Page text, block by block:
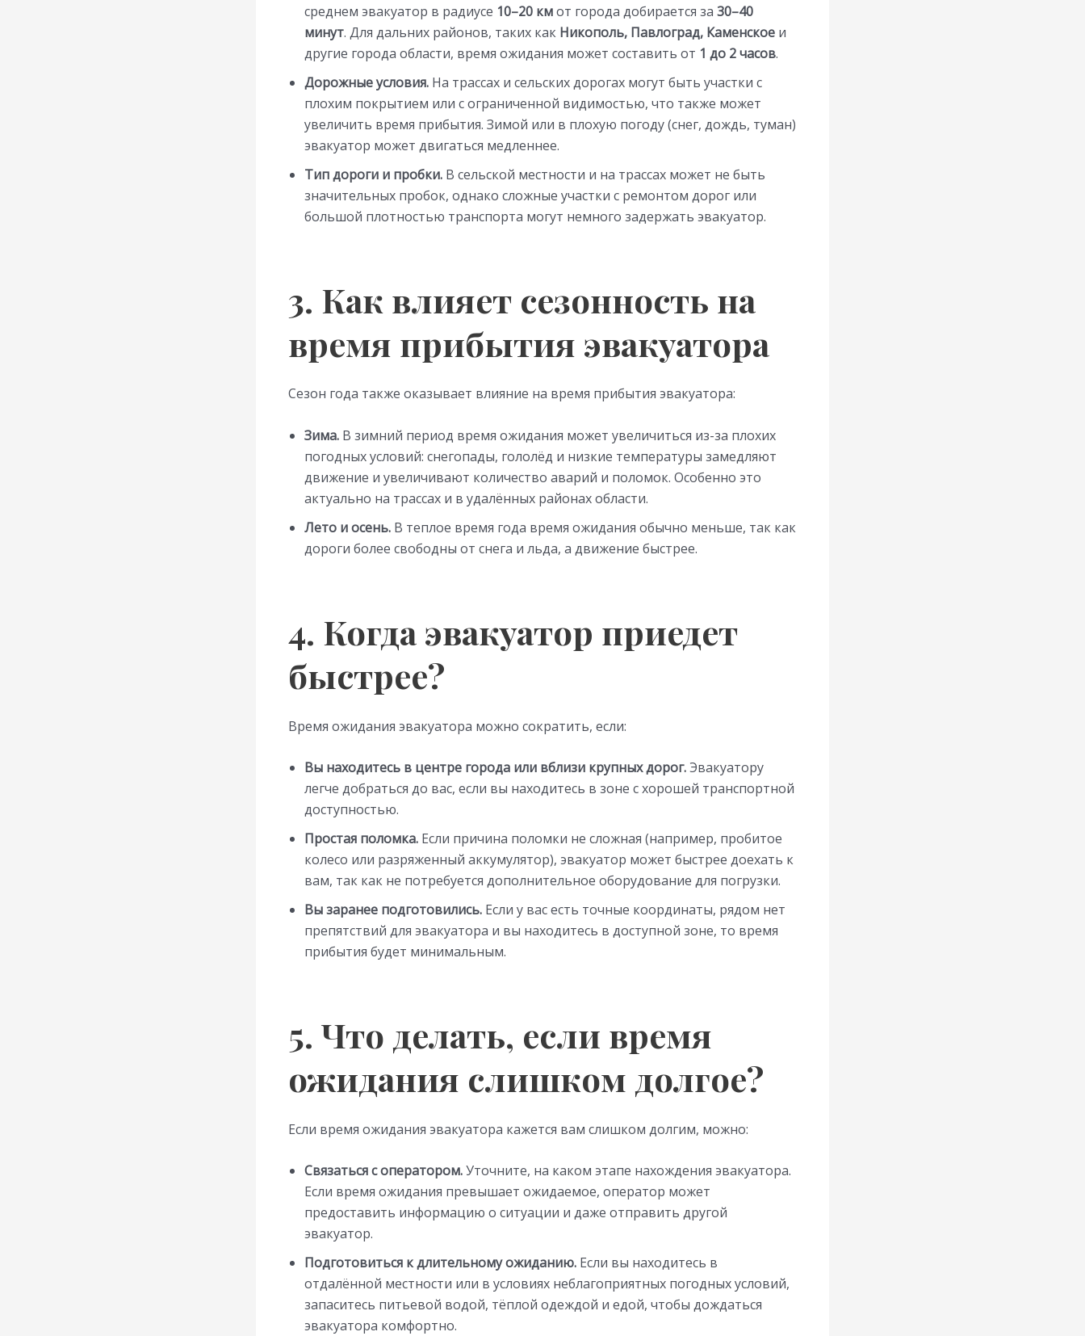
среднем эвакуатор в радиусе 10–20 кмот города добирается за 30–40
минут. Для дальних районов, таких как Никополь, Павлоград, Каменское и
другие города области, время ожидания может составить от 1 до 2 часов.
Дорожные условия. На трассах и сельских дорогах могут быть участки с
плохим покрытием или с ограниченной видимостью, что также может
увеличить время прибытия. Зимой или в плохую погоду (снег, дождь, туман)
эвакуатор может двигаться медленнее.
Тип дороги и пробки. В сельской местности и на трассах может не быть
значительных пробок, однако сложные участки с ремонтом дорог или
большой плотностью транспорта могут немного задержать эвакуатор.
3. Как влияет сезонность на
время прибытия эвакуатора
Сезон года также оказывает влияние на время прибытия эвакуатора:
Зима. В зимний период время ожидания может увеличиться из-за плохих
погодных условий: снегопады, гололёд и низкие температуры замедляют
движение и увеличивают количество аварий и поломок. Особенно это
актуально на трассах и в удалённых районах области.
Лето и осень. В теплое время года время ожидания обычно меньше, так как
дороги более свободны от снега и льда, а движение быстрее.
4. Когда эвакуатор приедет
быстрее?
Время ожидания эвакуатора можно сократить, если:
Вы находитесь в центре города или вблизи крупных дорог.Эвакуатору
легче добраться до вас, если вы находитесь в зоне с хорошей транспортной
доступностью.
Простая поломка. Если причина поломки не сложная (например, пробитое
колесо или разряженный аккумулятор), эвакуатор может быстрее доехать к
вам, так как не потребуется дополнительное оборудование для погрузки.
Вы заранее подготовились. Если у вас есть точные координаты, рядом нет
препятствий для эвакуатора и вы находитесь в доступной зоне, то время
прибытия будет минимальным.
5. Что делать, если время
ожидания слишком долгое?
Если время ожидания эвакуатора кажется вам слишком долгим, можно:
Связаться с оператором.Уточните, на каком этапе нахождения эвакуатора.
Если время ожидания превышает ожидаемое, оператор может
предоставить информацию о ситуации и даже отправить другой
эвакуатор.
Подготовиться к длительному ожиданию. Если вы находитесь в
отдалённой местности или в условиях неблагоприятных погодных условий,
запаситесь питьевой водой, тёплой одеждой и едой, чтобы дождаться
эвакуатора комфортно.